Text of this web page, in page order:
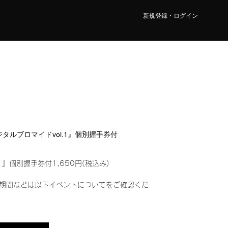
新規登録・ログイン
ルブロマイドvol.1』個別握手券付
』個別握手券付1,650円(税込み)
間などは以下イベントについてをご確認くだ